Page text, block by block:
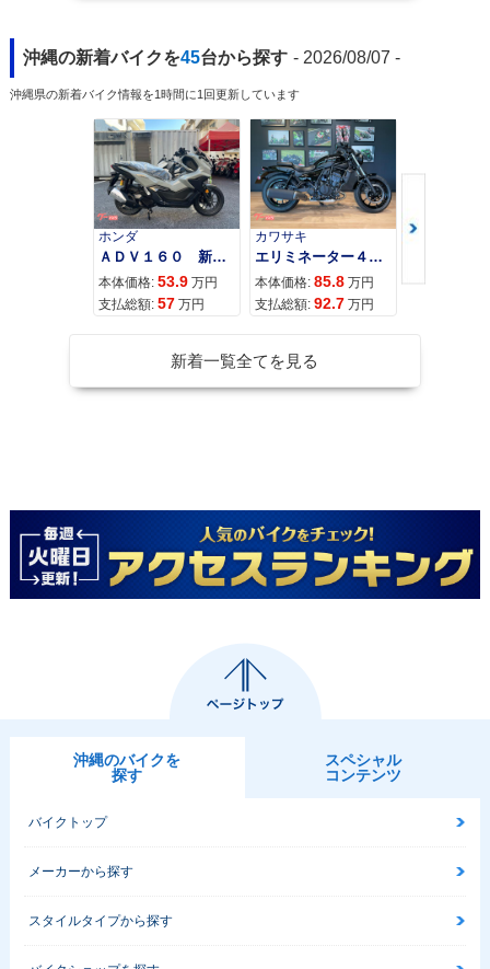
沖縄の新着バイクを45台から探す - 2026/08/07 -
沖縄県の新着バイク情報を1時間に1回更新しています
ホンダ
ＡＤＶ１６０ 新車 ２０２６年最新モデル パールスモーキーグレー スマートキー ２９Ｌメットイン ＵＳＢ Ｔｙｐｅ−Ｃ装備
本体価格: 53.9 万円
支払総額: 57 万円
カワサキ
エリミネーター４００
本体価格: 85.8 万円
支払総額: 92.7 万円
カワサキ
本体価格:
新着一覧全てを見る
沖縄のバイクを
探す
スペシャル
コンテンツ
バイクトップ
メーカーから探す
スタイルタイプから探す